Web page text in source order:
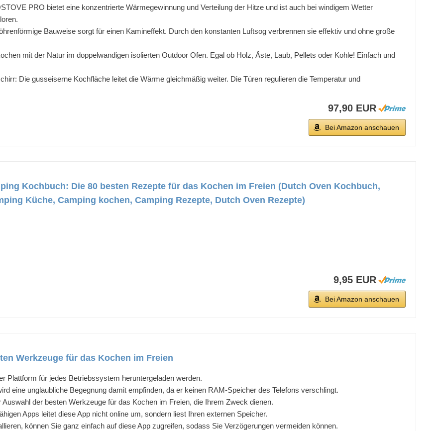
PRO bietet eine konzentrierte Wärmegewinnung und Verteilung der Hitze und ist auch bei windigem Wetter
Bauweise sorgt für einen Kamineffekt. Durch den konstanten Luftsog verbrennen sie effektiv und ohne große
mit der Natur im doppelwandigen isolierten Outdoor Ofen. Egal ob Holz, Äste, Laub, Pellets oder Kohle! Einfach und
Die gusseiserne Kochfläche leitet die Wärme gleichmäßig weiter. Die Türen regulieren die Temperatur und
97,90 EUR
Bei Amazon anschauen
Kochbuch: Die 80 besten Rezepte für das Kochen im Freien (Dutch Oven Kochbuch,
Küche, Camping kochen, Camping Rezepte, Dutch Oven Rezepte)
9,95 EUR
Bei Amazon anschauen
Werkzeuge für das Kochen im Freien
Plattform für jedes Betriebssystem heruntergeladen werden.
eine unglaubliche Begegnung damit empfinden, da er keinen RAM-Speicher des Telefons verschlingt.
der besten Werkzeuge für das Kochen im Freien, die Ihrem Zweck dienen.
Apps leitet diese App nicht online um, sondern liest Ihren externen Speicher.
können Sie ganz einfach auf diese App zugreifen, sodass Sie Verzögerungen vermeiden können.